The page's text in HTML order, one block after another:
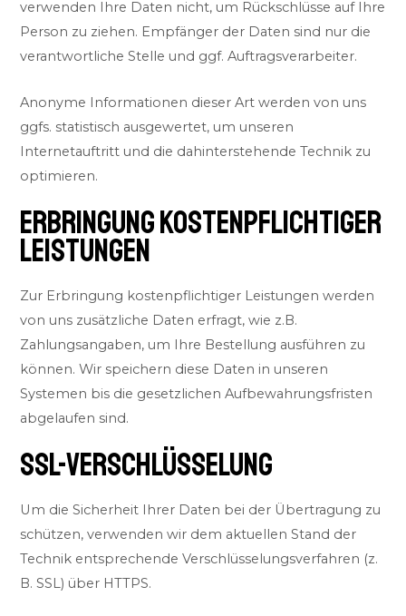
verwenden Ihre Daten nicht, um Rückschlüsse auf Ihre
Person zu ziehen. Empfänger der Daten sind nur die
verantwortliche Stelle und ggf. Auftragsverarbeiter.
Anonyme Informationen dieser Art werden von uns
ggfs. statistisch ausgewertet, um unseren
Internetauftritt und die dahinterstehende Technik zu
optimieren.
ERBRINGUNG KOSTENPFLICHTIGER
LEISTUNGEN
Zur Erbringung kostenpflichtiger Leistungen werden
von uns zusätzliche Daten erfragt, wie z.B.
Zahlungsangaben, um Ihre Bestellung ausführen zu
können. Wir speichern diese Daten in unseren
Systemen bis die gesetzlichen Aufbewahrungsfristen
abgelaufen sind.
SSL-VERSCHLÜSSELUNG
Um die Sicherheit Ihrer Daten bei der Übertragung zu
schützen, verwenden wir dem aktuellen Stand der
Technik entsprechende Verschlüsselungsverfahren (z.
B. SSL) über HTTPS.